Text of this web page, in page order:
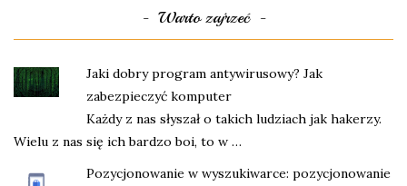
Warto zajrzeć
Jaki dobry program antywirusowy? Jak
zabezpieczyć komputer
Każdy z nas słyszał o takich ludziach jak hakerzy.
Wielu z nas się ich bardzo boi, to w …
Pozycjonowanie w wyszukiwarce: pozycjonowanie